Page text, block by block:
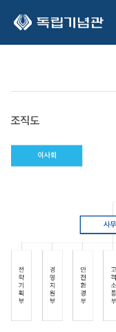
조직도